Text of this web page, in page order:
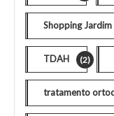
Shopping
TDAH (2)
tratamento